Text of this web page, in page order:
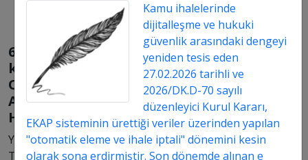
6661
kanun
OCAK
AYI
HAKEDİŞ
Yayın
Tarih:
Kamu ihalelerinde
dijitalleşme ve hukuki
güvenlik arasındaki dengeyi
yeniden tesis eden
27.02.2026 tarihli ve
2026/DK.D-70 sayılı
düzenleyici Kurul Kararı,
EKAP sisteminin ürettiği veriler üzerinden yapılan
"otomatik eleme ve ihale iptali" dönemini kesin
olarak sona erdirmiştir. Son dönemde alınan e